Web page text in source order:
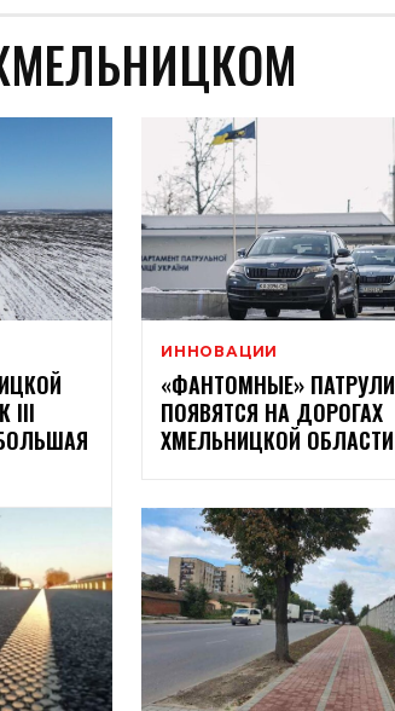
ИННОВАЦИИ
«ФАНТОМНЫЕ» ПАТРУЛИ
ПОЯВЯТСЯ НА ДОРОГАХ
ХМЕЛЬНИЦКОЙ ОБЛАСТИ